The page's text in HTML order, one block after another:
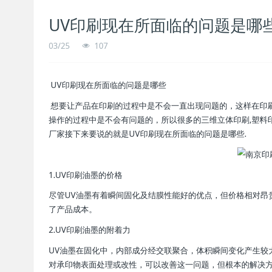
UV印刷现在所面临的问题是哪
03/25 107
UV印刷现在所面临的问题是哪些
想要让产品在印刷的过程中是不会一直出现问题的，这样在
操作的过程中是不会有问题的，所以很多的三维立体印刷,塑
厂家接下来要说的就是UV印刷现在所面临的问题是哪些.
1.UV印刷油墨的价格
尽管UV油墨有着瞬间固化及结膜性能好的优点，但价格相对
了产品成本。
2.UV印刷油墨的附着力
UV油墨在固化中，内部成分经交联聚合，体积瞬间变化产生
对承印物表面处理或改性，可以改善这一问题，但根本的解